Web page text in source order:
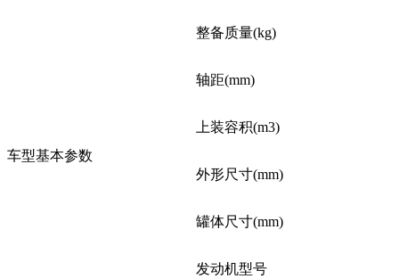
车型基本参数
整备质量(kg)
轴距(mm)
上装容积(m3)
外形尺寸(mm)
罐体尺寸(mm)
发动机型号